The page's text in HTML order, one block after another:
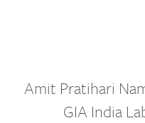
Amit Pratihari
GIA India